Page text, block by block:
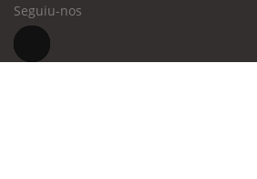
Seguiu-nos